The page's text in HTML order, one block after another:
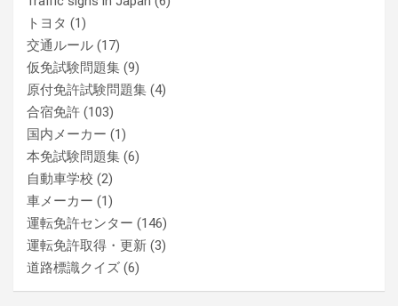
トヨタ (1)
交通ルール (17)
仮免試験問題集 (9)
原付免許試験問題集 (4)
合宿免許 (103)
国内メーカー (1)
本免試験問題集 (6)
自動車学校 (2)
車メーカー (1)
運転免許センター (146)
運転免許取得・更新 (3)
道路標識クイズ (6)